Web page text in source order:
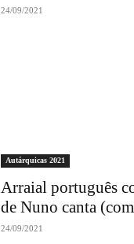
24/09/2021
Autárquicas 2021
Arraial português
de Nuno canta
24/09/2021